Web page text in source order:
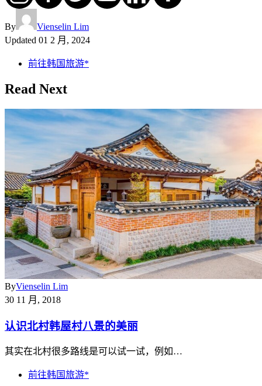
By
Vienselin Lim
Updated 01 2 月, 2024
前往韩国旅游*
Read Next
ByVienselin Lim
30 11 月, 2018
认识北村韩屋村八景的美丽
其实在北村很多路线是可以试一试，例如…
前往韩国旅游*